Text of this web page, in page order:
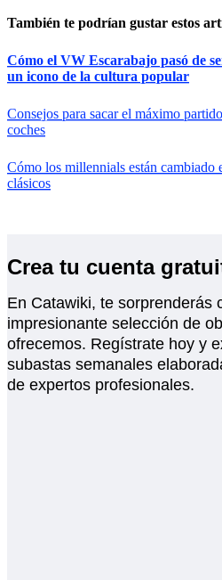
También te podrían gustar estos
Cómo el VW Escarabajo pasó de
un icono de la cultura popular
Consejos para sacar el máximo
coches
Cómo los millennials están cambiado
clásicos
Crea tu cuenta
En Catawiki, te sorprenderás
impresionante selección de
ofrecemos. Regístrate hoy y
subastas semanales
de expertos profesionales.